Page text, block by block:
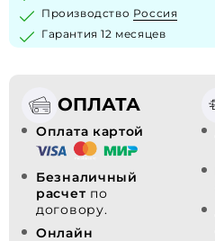
Производство Россия
Гарантия 12 месяцев
ОПЛАТА
Оплата картой
Безналичный
расчет по
договору.
Онлайн